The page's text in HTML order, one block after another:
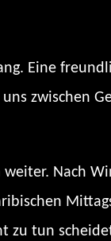
Eine
zwischen
Nach
zu tun